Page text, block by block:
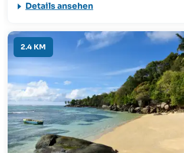
vorgelagerte Riff, das ruhige Meer und
Familien mit Kindern.
Details ansehen
2.4 KM